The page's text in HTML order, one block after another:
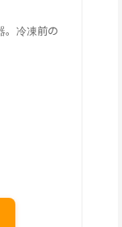
。冷凍前の